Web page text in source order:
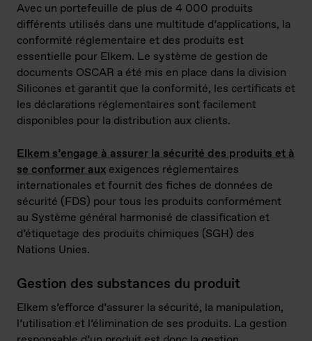
Avec un portefeuille de plus de 4 000 produits
différents utilisés dans une multitude d’applications, la
conformité réglementaire et des produits est
essentielle pour Elkem. Le système de gestion de
documents OSCAR a été mis en place dans la division
Silicones et garantit que la conformité, les certificats et
les déclarations réglementaires sont facilement
disponibles pour la distribution aux clients.
Elkem s’engage à assurer la sécurité des produits et à
se conformer aux exigences réglementaires
internationales et fournit des fiches de données de
sécurité (FDS) pour tous les produits conformément
au Système général harmonisé de classification et
d’étiquetage des produits chimiques (SGH) des
Nations Unies.
Gestion des substances du produit
Elkem s’efforce d’assurer la sécurité, la manipulation,
l’utilisation et l’élimination de ses produits. La gestion